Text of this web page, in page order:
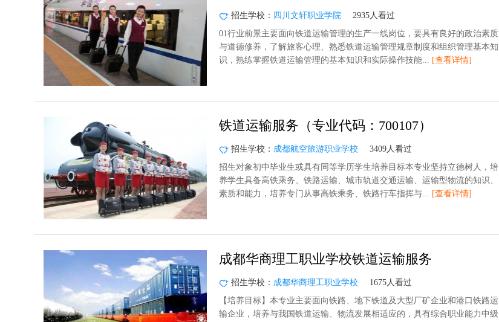
招生学校： 四川文轩职业学院
2935人看过
01行业前景主要面向铁道运输管理的生产一线岗位，要具有良好的政治素质
与道德修养，了解旅客心理、熟悉铁道运输管理规章制度和组织管理基本知
识，熟练掌握铁道运输管理的基本知识和实际操作技能... [查看详情]
铁道运输服务（专业代码：700107）
招生学校： 成都航空旅游职业学校
3409人看过
招生对象初中毕业生或具有同等学历学生培养目标本专业坚持立德树人，培
养学生具备高铁乘务、铁路运输、城市轨道交通运输、运输型物流的知识、
素质和能力，培养专门从事高铁乘务、铁路行车指挥与... [查看详情]
成都华商理工职业学校铁道运输服务
招生学校： 成都华商理工职业学校
1675人看过
【培养目标】本专业主要面向铁路、地下铁道及大型厂矿企业和港口铁路运
输企业，培养与我国铁道运输、物流发展相适应的，具有综合职业能力中级